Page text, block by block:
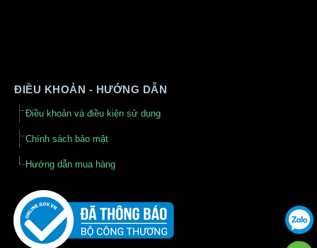
ĐIỀU KHOẢN - HƯỚNG DẪN
Điều khoản và điều kiện sử dụng
Chính sách bảo mật
Hướng dẫn mua hàng